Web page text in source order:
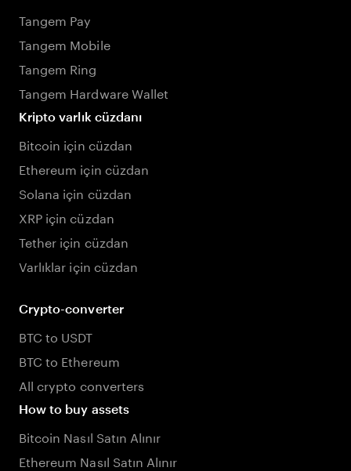
Tangem Pay
Tangem Mobile
Tangem Ring
Tangem Hardware Wallet
Kripto varlık cüzdanı
Bitcoin için cüzdan
Ethereum için cüzdan
Solana için cüzdan
XRP için cüzdan
Tether için cüzdan
Varlıklar için cüzdan
Crypto-converter
BTC to USDT
BTC to Ethereum
All crypto converters
How to buy assets
Bitcoin Nasıl Satın Alınır
Ethereum Nasıl Satın Alınır